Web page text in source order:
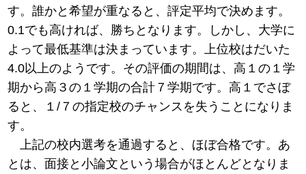
す。誰かと希望が重なると、評定平均で決めます。
0.1でも高ければ、勝ちとなります。しかし、大学に
よって最低基準は決まっています。上位校はだいた
4.0以上のようです。その評価の期間は、高１の１学
期から高３の１学期の合計７学期です。高１でさぼ
ると、１/７の指定校のチャンスを失うことになりま
す。
上記の校内選考を通過すると、ほぼ合格です。あ
とは、面接と小論文という場合がほとんどとなりま